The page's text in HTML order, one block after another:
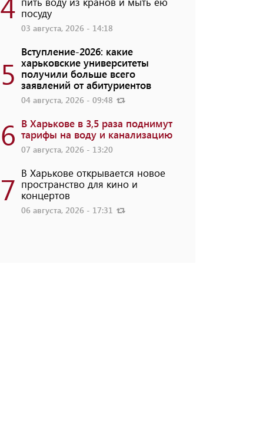
посуду
03 августа, 2026 - 14:18
5
Вступление-2026: какие
харьковские университеты
получили больше всего
заявлений от абитуриентов
04 августа, 2026 - 09:48
6 В Харькове в 3,5 раза поднимут
тарифы на воду и канализацию
07 августа, 2026 - 13:20
7 В Харькове открывается новое
пространство для кино и
концертов
06 августа, 2026 - 17:31